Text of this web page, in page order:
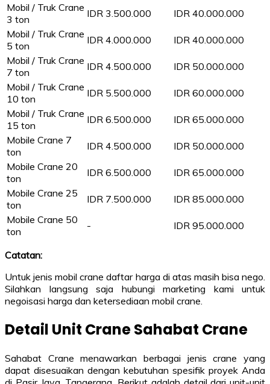
Mobil / Truk Crane
3 ton
IDR 3.500.000
IDR 40.000.000
Mobil / Truk Crane
5 ton
IDR 4.000.000
IDR 40.000.000
Mobil / Truk Crane
7 ton
IDR 4.500.000
IDR 50.000.000
Mobil / Truk Crane
10 ton
IDR 5.500.000
IDR 60.000.000
Mobil / Truk Crane
15 ton
IDR 6.500.000
IDR 65.000.000
Mobile Crane 7
ton
IDR 4.500.000
IDR 50.000.000
Mobile Crane 20
ton
IDR 6.500.000
IDR 65.000.000
Mobile Crane 25
ton
IDR 7.500.000
IDR 85.000.000
Mobile Crane 50
ton
- IDR 95.000.000
Catatan:
Untuk jenis mobil crane daftar harga di atas masih bisa nego.
Silahkan langsung saja hubungi marketing kami untuk
negoisasi harga dan ketersediaan mobil crane.
Detail Unit Crane Sahabat Crane
Sahabat Crane menawarkan berbagai jenis crane yang
dapat disesuaikan dengan kebutuhan spesifik proyek Anda